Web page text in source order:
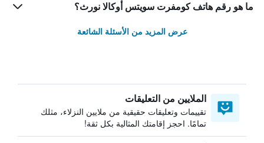
ما هو رقم هاتف كومفرت سويتس أوكالا نورث؟
عرض المزيد من الأسئلة الشائعة
الملايين من التعليقات
تقييمات وتعليقات حقيقية من ملايين النزلاء، مثلك
تمامًا. احجز إقامتك المثالية بكل ثقة!